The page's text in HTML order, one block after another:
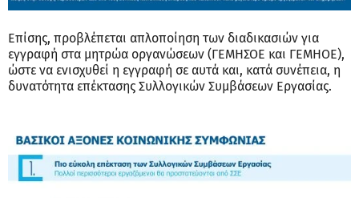
Επίσης, προβλέπεται απλοποίηση των διαδικασιών για
εγγραφή στα μητρώα οργανώσεων (ΓΕΜΗΣΟΕ και ΓΕΜΗΟΕ),
ώστε να ενισχυθεί η εγγραφή σε αυτά και, κατά συνέπεια, η
δυνατότητα επέκτασης Συλλογικών Συμβάσεων Εργασίας.